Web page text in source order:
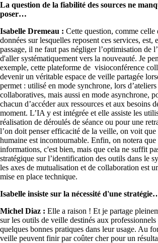
La question de la fiabilité des sources ne
poser
Isabelle Dremeau : Cette question, comme celle
données sur lesquelles reposent ces services, est,
passage, il ne faut pas négliger l’optimisation de
d'aller systématiquement vers la nouveauté. Je
exemple, cette plateforme de visioconférence
devenir un véritable espace de veille partagée
permet : utilisé en mode synchrone, lors
collaboratives, mais aussi en mode asynchrone,
chacun d’accéder aux ressources et aux besoins
moment. L’IA y est intégrée et elle assiste les
réalisation de déroulés de séance ou pour une
l’on doit penser efficacité de la veille, on voit que
humaine est incontournable. Enfin, on notera que
informations, c'est bien, mais que cela ne suffit
stratégique sur l’identification des outils dans le
les axes de mutualisation et de collaboration est
mise en place technique.
Isabelle insiste sur la nécessité d'une
Michel Diaz : Elle a raison ! Et je partage
sur les outils de veille destinés aux
quelques bonnes pratiques dans leur usage. Au
veille peuvent finir par coûter cher pour un